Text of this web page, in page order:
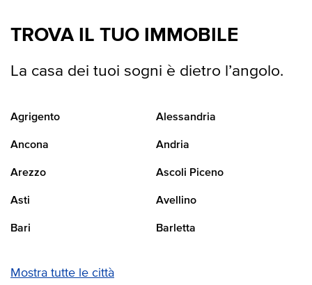
TROVA IL TUO IMMOBILE
La casa dei tuoi sogni è dietro l’angolo.
Agrigento Alessandria
Ancona Andria
Arezzo Ascoli Piceno
Asti Avellino
Bari Barletta
Mostra tutte le città